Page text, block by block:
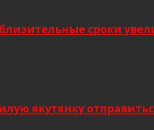
сроки
якутянку